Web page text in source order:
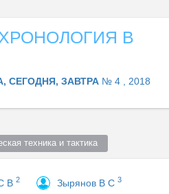
В
СЕГОДНЯ, ЗАВТРА № 4 , 2018
техника и тактика
В 2 Зырянов В С 3